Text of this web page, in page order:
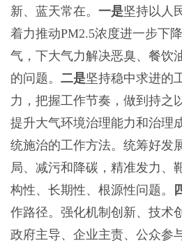
新、蓝天常在。 一是坚持以人
着力推动PM2.5浓度进一步下
气，下大气力解决恶臭、餐饮
的问题。 二是坚持稳中求进的
力，把握工作节奏，做到持之
提升大气环境治理能力和治理
统施治的工作方法。统筹好发
局、减污和降碳，精准发力、
构性、长期性、根源性问题。
作路径。强化机制创新、技术
政府主导、企业主责、公众参